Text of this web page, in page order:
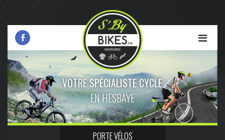
VOTRE SPÉCIALISTE CYCLE
EN HESBAYE
PORTE VÉLOS